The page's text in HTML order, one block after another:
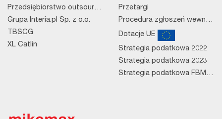
Przedsiębiorstwo outsourcingowe
Grupa Interia.pl Sp. z o.o.
TBSCG
XL Catlin
Przetargi
Procedura zgłoszeń wewnętrznych
Dotacje UE
Strategia podatkowa 2022
Strategia podatkowa 2023
Strategia podatkowa FBM 2023